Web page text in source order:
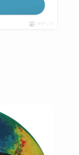
ポチップ